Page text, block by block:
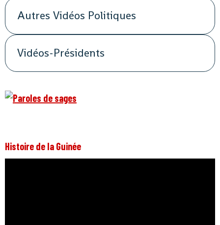
Autres Vidéos Politiques
Vidéos-Présidents
Histoire de la Guinée